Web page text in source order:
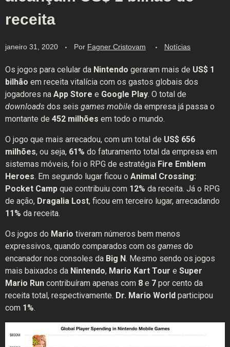
receita
janeiro 31, 2020 Por Fagner Cristovam Notícias
Os jogos para celular da Nintendo geraram mais de US$ 1
bilhão em receita vitalícia com os gastos globais dos
jogadores na App Store e Google Play. O total de
downloads dos seis games mobile da empresa já passa o
montante de 452 milhões em todo o mundo.
O jogo que mais arrecadou, com um total de US$ 656
milhões, ou seja, 61% do faturamento total da empresa em
sistemas móveis, foi o RPG de estratégia Fire Emblem
Heroes. Em segundo lugar ficou o Animal Crossing:
Pocket Camp que contribuiu com 12% da receita. Já o RPG
de ação, Dragalia Lost, ficou em terceiro lugar, arrecadando
11% da receita.
Os jogos do Mario tiveram números bem menos
expressivos, quando comparados com os games do
encanador nos consoles da Big N. Mesmo sendo os jogos
mais baixados da Nintendo, Mario Kart Tour e Super
Mario Run contribuíram apenas com 8 e 7 por cento da
receita total, respectivamente. Dr. Mario World participou
com 1%.